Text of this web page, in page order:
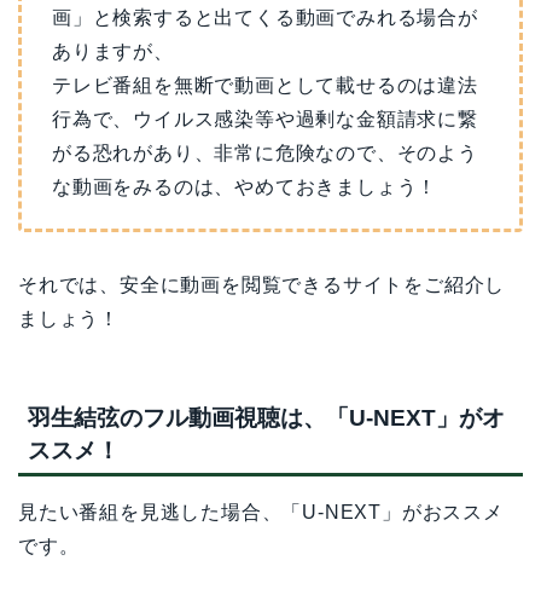
画」と検索すると出てくる動画でみれる場合が
ありますが、
テレビ番組を無断で動画として載せるのは違法
行為で、ウイルス感染等や過剰な金額請求に繋
がる恐れがあり、非常に危険なので、そのよう
な動画をみるのは、やめておきましょう！
それでは、安全に動画を閲覧できるサイトをご紹介し
ましょう！
羽生結弦のフル動画視聴は、「U-NEXT」がオ
ススメ！
見たい番組を見逃した場合、「U-NEXT」がおススメ
です。